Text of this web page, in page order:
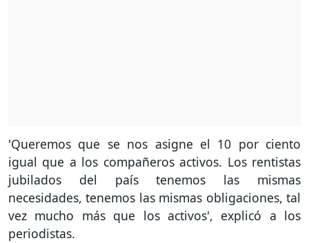
'Queremos que se nos asigne el 10 por ciento
igual que a los compañeros activos. Los rentistas
jubilados del país tenemos las mismas
necesidades, tenemos las mismas obligaciones, tal
vez mucho más que los activos', explicó a los
periodistas.